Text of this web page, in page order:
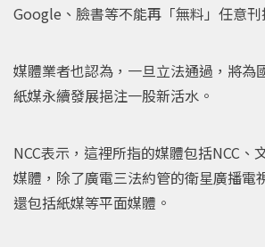
Google、臉書等不能再「無料」任意刊
媒體業者也認為，一旦立法通過，將為
紙媒永續發展挹注一股新活水。
NCC表示，這裡所指的媒體包括NCC、
媒體，除了廣電三法約管的衛星廣播電
還包括紙媒等平面媒體。